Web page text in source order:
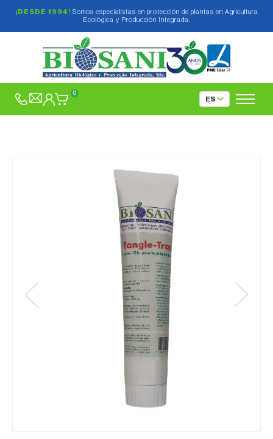
¡DESDE 1994! Somos especialistas en protección de plantas en Agricultura
Ecológica y Producción Integrada.
0